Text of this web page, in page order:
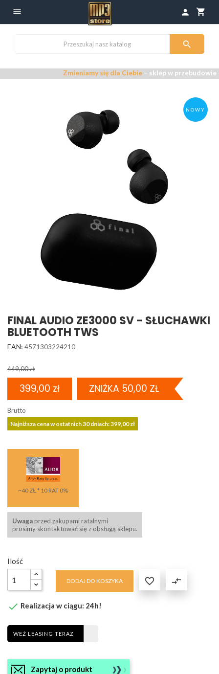
 shopping_cart
person

Zmieniamy się dla Ciebie– sklep w przebudowie –
NOWY
FINAL AUDIO ZE3000 SV - SŁUCHAWKI
BLUETOOTH TWS
EAN: 4571303224210
449,00 zł
399,00 zł ZNIŻKA 50,00 ZŁ
Brutto
Najniższa cena w ostatnich 30 dniach: 399,00 zł
~40 ZŁ * 10 RAT 0%
Uwaga przed zakupami ratalnymi
prosimy skontaktować się z obsługą sklepu.
Ilość
DODAJ DO KOSZYKA  compare_arrows
 Realizacja w ciągu: 24h!
WEŹ LEASING TERAZ
Zapytaj o produkt